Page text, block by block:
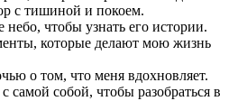
с тишиной и покоем.
чтобы узнать его истории.
которые делают мою жизнь
о том, что меня вдохновляет.
самой собой, чтобы разобраться в